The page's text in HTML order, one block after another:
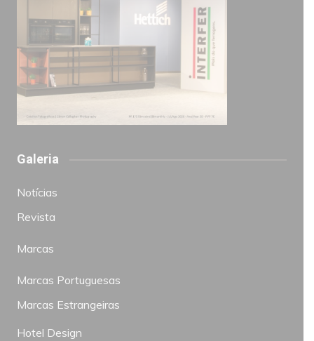
Galeria
Notícias
Revista
Marcas
Marcas Portuguesas
Marcas Estrangeiras
Hotel Design